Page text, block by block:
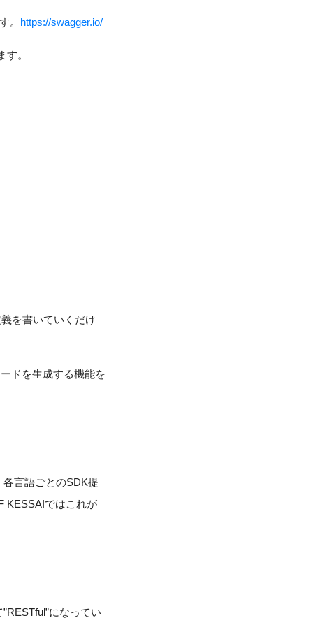
。 https://swagger.io/
。
を書いていくだけ
ドを生成する機能を
言語ごとのSDK提
KESSAIではこれが
になってい